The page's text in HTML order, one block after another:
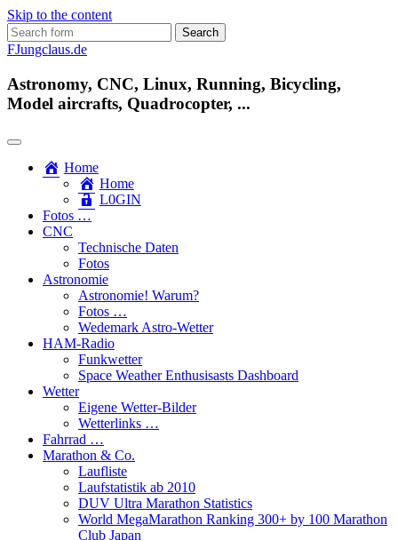
Skip to the content
Search
for:
FJungclaus.de
Astronomy, CNC, Linux, Running, Bicycling,
Model aircrafts, Quadrocopter, ...
Home
Home
L​0​​GIN
Fotos …
CNC
Technische Daten
Fotos
Astronomie
Astronomie! Warum?
Fotos …
Wedemark Astro-Wetter
HAM-Radio
Funkwetter
Space Weather Enthusisasts Dashboard
Wetter
Eigene Wetter-Bilder
Wetterlinks …
Fahrrad …
Marathon & Co.
Laufliste
Laufstatistik ab 2010
DUV Ultra Marathon Statistics
World MegaMarathon Ranking 300+ by 100 Marathon
Club Japan